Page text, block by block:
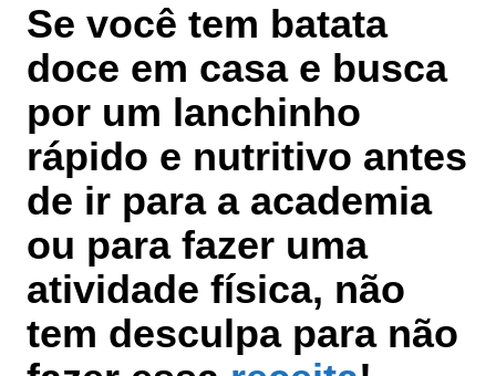
Se você tem batata
doce em casa e busca
por um lanchinho
rápido e nutritivo antes
de ir para a academia
ou para fazer uma
atividade física, não
tem desculpa para não